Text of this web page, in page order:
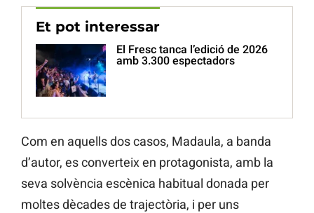
Et pot interessar
El Fresc tanca l’edició de 2026
amb 3.300 espectadors
Com en aquells dos casos, Madaula, a banda
d’autor, es converteix en protagonista, amb la
seva solvència escènica habitual donada per
moltes dècades de trajectòria, i per uns